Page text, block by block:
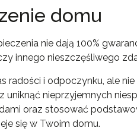
domu
nie dają 100%
innego nieszczęśliwego
radości i odpoczynku, ale
uniknąć nieprzyjemnych
oraz stosować
się w Twoim domu.